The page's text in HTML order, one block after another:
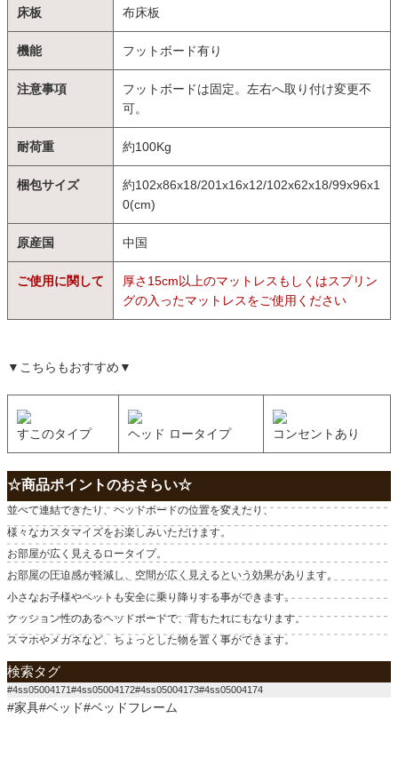
床板 布床板
機能 フットボード有り
注意事項
フットボードは固定。左右へ取り付け変更不
可。
耐荷重 約100Kg
梱包サイズ
約102x86x18/201x16x12/102x62x18/99x96x1
0(cm)
原産国 中国
ご使用に関して
厚さ15cm以上のマットレスもしくはスプリン
グの入ったマットレスをご使用ください
▼こちらもおすすめ▼
すこのタイプ ヘッド ロータイプ コンセントあり
☆商品ポイントのおさらい☆
並べて連結できたり、ヘッドボードの位置を変えたり、
様々なカスタマイズをお楽しみいただけます。
お部屋が広く見えるロータイプ。
お部屋の圧迫感が軽減し、空間が広く見えるという効果があります。
小さなお子様やペットも安全に乗り降りする事ができます。
クッション性のあるヘッドボードで、背もたれにもなります。
スマホやメガネなど、ちょっとした物を置く事ができます。
検索タグ
#4ss05004171#4ss05004172#4ss05004173#4ss05004174
#家具#ベッド#ベッドフレーム